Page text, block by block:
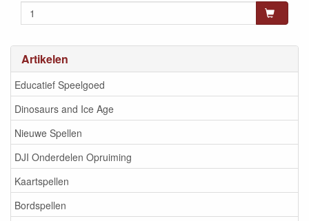
Artikelen
Educatief Speelgoed
Dinosaurs and Ice Age
Nieuwe Spellen
DJI Onderdelen Opruiming
Kaartspellen
Bordspellen